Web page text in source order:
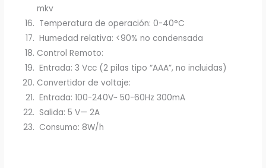
mkv
Temperatura de operación: 0-40°C
Humedad relativa: <90% no condensada
Control Remoto:
Entrada: 3 Vcc (2 pilas tipo “AAA”, no incluidas)
Convertidor de voltaje:
Entrada: 100-240V~ 50-60Hz 300mA
Salida: 5 V— 2A
Consumo: 8W/h